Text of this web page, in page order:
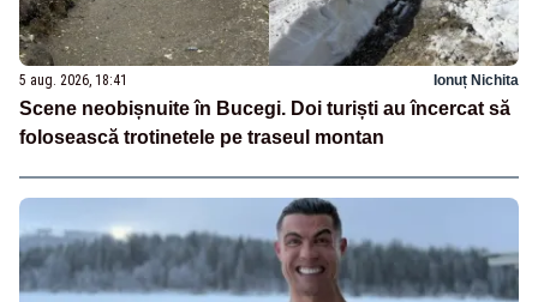
5 aug. 2026, 18:41 Ionuț Nichita
Scene neobișnuite în Bucegi. Doi turiști au încercat să
folosească trotinetele pe traseul montan